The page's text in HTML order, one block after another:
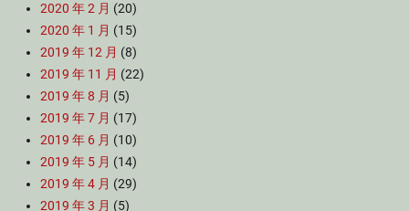
2020 年 2 月 (20)
2020 年 1 月 (15)
2019 年 12 月 (8)
2019 年 11 月 (22)
2019 年 8 月 (5)
2019 年 7 月 (17)
2019 年 6 月 (10)
2019 年 5 月 (14)
2019 年 4 月 (29)
2019 年 3 月 (5)